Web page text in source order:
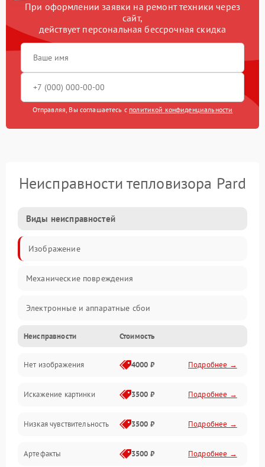
При оформлении заявки на ремонт техники через
сайт,
действует персональная бессрочная скидка
Отправляя, Вы соглашаетесь с политикой конфиденциальности
Неисправности тепловизора Pard
Виды неисправностей
Изображение
Механические повреждения
Электронные и аппаратные сбои
Неисправности сенсора и оптики
Программные ошибки
Электропитание
Измерения
Матрица
Неисправности Стоимость
Нет изображения 4000 ₽ Подробнее →
Искажение картинки 3500 ₽ Подробнее →
Низкая чувствительность 3500 ₽ Подробнее →
Артефакты 3500 ₽ Подробнее →